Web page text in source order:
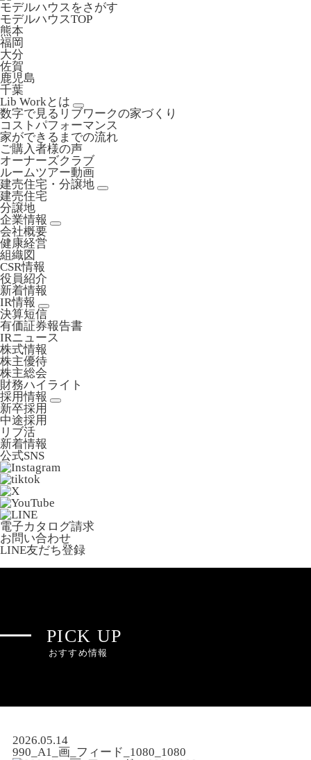
モデルハウスをさがす
モデルハウスTOP
熊本
福岡
大分
佐賀
鹿児島
千葉
Lib Workとは
数字で見るリブワークの家づくり
コストパフォーマンス
家ができるまでの流れ
ご購入者様の声
オーナーズクラブ
ルームツアー動画
建売住宅・分譲地
建売住宅
分譲地
企業情報
会社概要
健康経営
組織図
CSR情報
役員紹介
新着情報
IR情報
決算短信
有価証券報告書
IRニュース
株式情報
株主優待
株主総会
財務ハイライト
採用情報
新卒採用
中途採用
リブ活
新着情報
公式SNS
電子カタログ請求
お問い合わせ
LINE友だち登録
PICK UP
おすすめ情報
2026.05.14
990_A1_画_フィード_1080_1080